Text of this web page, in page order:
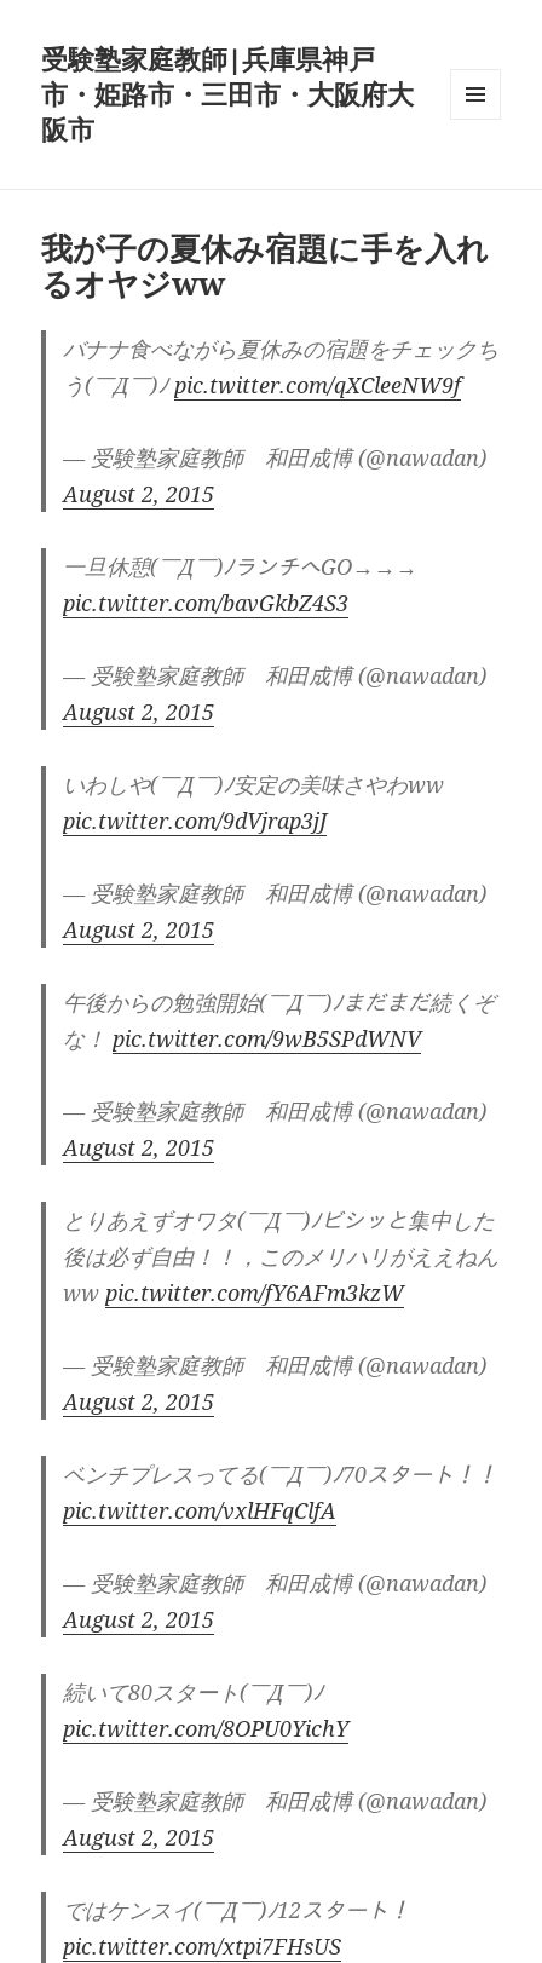
受験塾家庭教師|兵庫県神戸
市・姫路市・三田市・大阪府大
阪市
我が子の夏休み宿題に手を入れ
るオヤジww
バナナ食べながら夏休みの宿題をチェックち
う(￣Д￣)ﾉpic.twitter.com/qXCleeNW9f
— 受験塾家庭教師 和田成博 (@nawadan)
August 2, 2015
一旦休憩(￣Д￣)ﾉランチへGO→→→
pic.twitter.com/bavGkbZ4S3
— 受験塾家庭教師 和田成博 (@nawadan)
August 2, 2015
いわしや(￣Д￣)ﾉ安定の美味さやわww
pic.twitter.com/9dVjrap3jJ
— 受験塾家庭教師 和田成博 (@nawadan)
August 2, 2015
午後からの勉強開始(￣Д￣)ﾉまだまだ続くぞ
な！pic.twitter.com/9wB5SPdWNV
— 受験塾家庭教師 和田成博 (@nawadan)
August 2, 2015
とりあえずオワタ(￣Д￣)ﾉビシッと集中した
後は必ず自由！！，このメリハリがええねん
wwpic.twitter.com/fY6AFm3kzW
— 受験塾家庭教師 和田成博 (@nawadan)
August 2, 2015
ベンチプレスってる(￣Д￣)ﾉ70スタート！！
pic.twitter.com/vxlHFqClfA
— 受験塾家庭教師 和田成博 (@nawadan)
August 2, 2015
続いて80スタート(￣Д￣)ﾉ
pic.twitter.com/8OPU0YichY
— 受験塾家庭教師 和田成博 (@nawadan)
August 2, 2015
ではケンスイ(￣Д￣)ﾉ12スタート！
pic.twitter.com/xtpi7FHsUS